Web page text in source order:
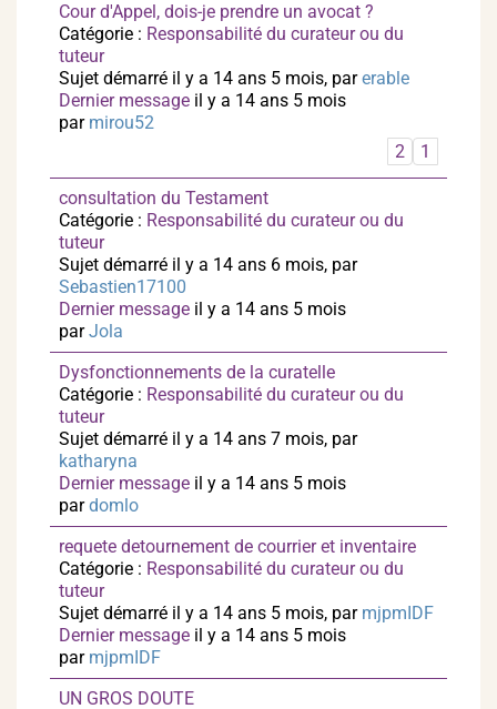
Cour d'Appel, dois-je prendre un avocat ?
Catégorie : Responsabilité du curateur ou du
tuteur
Sujet démarré il y a 14 ans 5 mois, parerable
Dernier message il y a 14 ans 5 mois
par mirou52
1
2
consultation du Testament
Catégorie : Responsabilité du curateur ou du
tuteur
Sujet démarré il y a 14 ans 6 mois, par
Sebastien17100
Dernier message il y a 14 ans 5 mois
parJola
Dysfonctionnements de la curatelle
Catégorie : Responsabilité du curateur ou du
tuteur
Sujet démarré il y a 14 ans 7 mois, par
katharyna
Dernier message il y a 14 ans 5 mois
pardomlo
requete detournement de courrier et inventaire
Catégorie : Responsabilité du curateur ou du
tuteur
Sujet démarré il y a 14 ans 5 mois, par mjpmIDF
Dernier message il y a 14 ans 5 mois
par mjpmIDF
UN GROS DOUTE